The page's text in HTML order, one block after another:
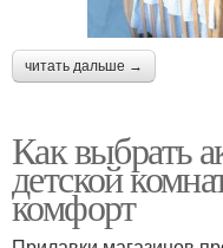
читать дальше →
Как выбрать
детской
комфорт